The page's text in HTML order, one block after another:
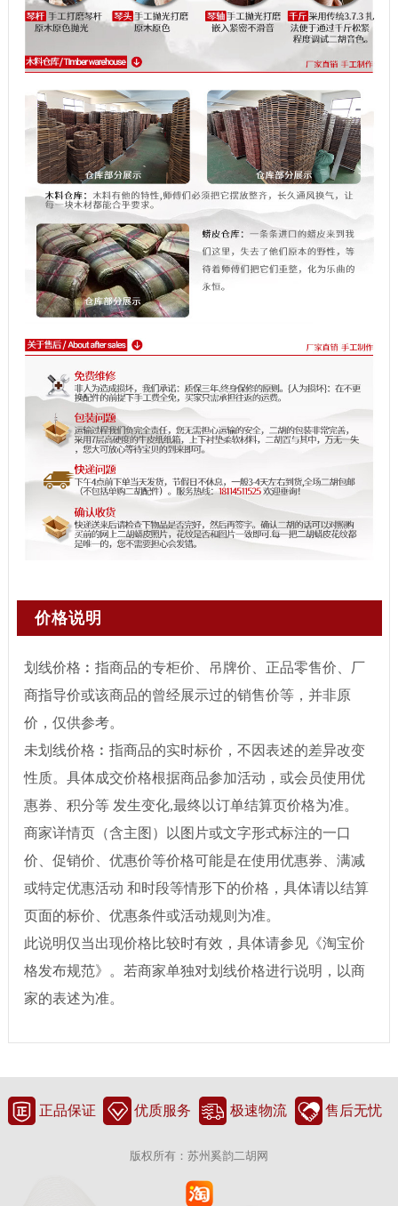
价格说明
划线价格︰指商品的专柜价、吊牌价、正品零售价、厂
商指导价或该商品的曾经展示过的销售价等，并非原
价，仅供参考。
未划线价格︰指商品的实时标价，不因表述的差异改变
性质。具体成交价格根据商品参加活动，或会员使用优
惠券、积分等 发生变化,最终以订单结算页价格为准。
商家详情页（含主图）以图片或文字形式标注的一口
价、促销价、优惠价等价格可能是在使用优惠券、满减
或特定优惠活动 和时段等情形下的价格，具体请以结算
页面的标价、优惠条件或活动规则为准。
此说明仅当出现价格比较时有效，具体请参见《淘宝价
格发布规范》。若商家单独对划线价格进行说明，以商
家的表述为准。
正品保证 优质服务 极速物流 售后无忧
版权所有：苏州奚韵二胡网